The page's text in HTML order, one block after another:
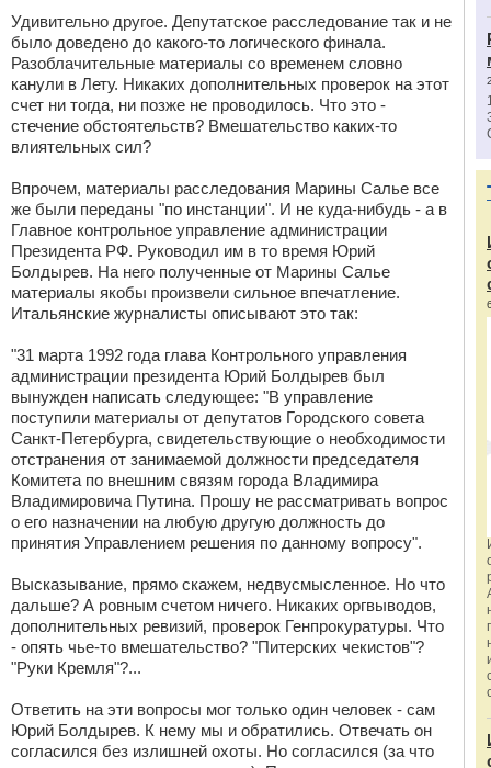
Удивительно другое. Депутатское расследование так и не
было доведено до какого-то логического финала.
Разоблачительные материалы со временем словно
канули в Лету. Никаких дополнительных проверок на этот
счет ни тогда, ни позже не проводилось. Что это -
стечение обстоятельств? Вмешательство каких-то
влиятельных сил?
Впрочем, материалы расследования Марины Салье все
же были переданы "по инстанции". И не куда-нибудь - а в
Главное контрольное управление администрации
Президента РФ. Руководил им в то время Юрий
Болдырев. На него полученные от Марины Салье
материалы якобы произвели сильное впечатление.
Итальянские журналисты описывают это так:
"31 марта 1992 года глава Контрольного управления
администрации президента Юрий Болдырев был
вынужден написать следующее: "В управление
поступили материалы от депутатов Городского совета
Санкт-Петербурга, свидетельствующие о необходимости
отстранения от занимаемой должности председателя
Комитета по внешним связям города Владимира
Владимировича Путина. Прошу не рассматривать вопрос
о его назначении на любую другую должность до
принятия Управлением решения по данному вопросу".
Высказывание, прямо скажем, недвусмысленное. Но что
дальше? А ровным счетом ничего. Никаких оргвыводов,
дополнительных ревизий, проверок Генпрокуратуры. Что
- опять чье-то вмешательство? "Питерских чекистов"?
"Руки Кремля"?...
Ответить на эти вопросы мог только один человек - сам
Юрий Болдырев. К нему мы и обратились. Отвечать он
согласился без излишней охоты. Но согласился (за что